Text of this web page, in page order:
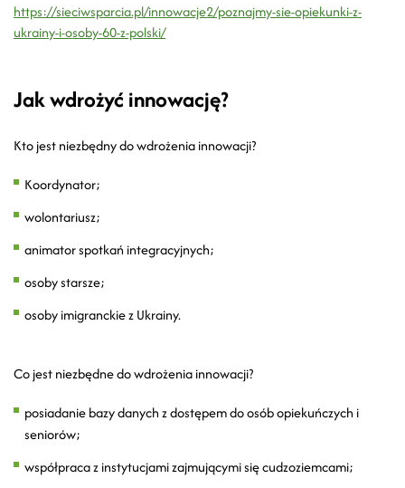
https://sieciwsparcia.pl/innowacje2/poznajmy-sie-opiekunki-z-
ukrainy-i-osoby-60-z-polski/
Jak wdrożyć innowację?
Kto jest niezbędny do wdrożenia innowacji?
Koordynator;
wolontariusz;
animator spotkań integracyjnych;
osoby starsze;
osoby imigranckie z Ukrainy.
Co jest niezbędne do wdrożenia innowacji?
posiadanie bazy danych z dostępem do osób opiekuńczych i
seniorów;
współpraca z instytucjami zajmującymi się cudzoziemcami;